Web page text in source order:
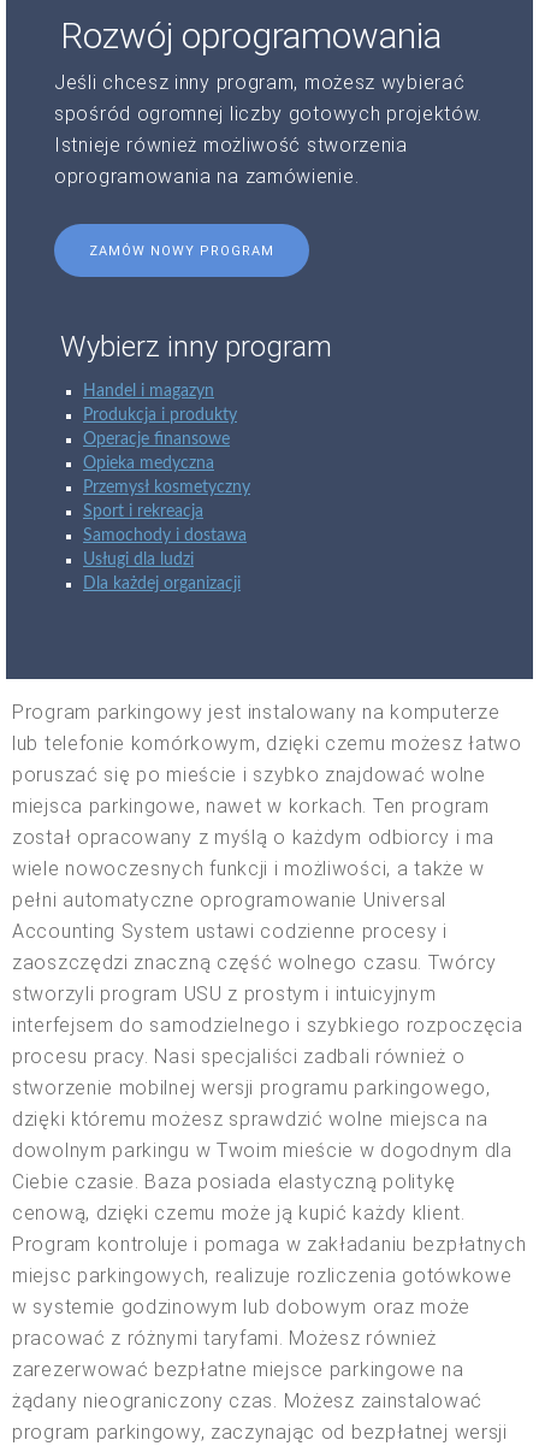
Rozwój oprogramowania
Jeśli chcesz inny program, możesz wybierać
spośród ogromnej liczby gotowych projektów.
Istnieje również możliwość stworzenia
oprogramowania na zamówienie.
ZAMÓW NOWY PROGRAM
Wybierz inny program
Handel i magazyn
Produkcja i produkty
Operacje finansowe
Opieka medyczna
Przemysł kosmetyczny
Sport i rekreacja
Samochody i dostawa
Usługi dla ludzi
Dla każdej organizacji
Program parkingowy jest instalowany na komputerze
lub telefonie komórkowym, dzięki czemu możesz łatwo
poruszać się po mieście i szybko znajdować wolne
miejsca parkingowe, nawet w korkach. Ten program
został opracowany z myślą o każdym odbiorcy i ma
wiele nowoczesnych funkcji i możliwości, a także w
pełni automatyczne oprogramowanie Universal
Accounting System ustawi codzienne procesy i
zaoszczędzi znaczną część wolnego czasu. Twórcy
stworzyli program USU z prostym i intuicyjnym
interfejsem do samodzielnego i szybkiego rozpoczęcia
procesu pracy. Nasi specjaliści zadbali również o
stworzenie mobilnej wersji programu parkingowego,
dzięki któremu możesz sprawdzić wolne miejsca na
dowolnym parkingu w Twoim mieście w dogodnym dla
Ciebie czasie. Baza posiada elastyczną politykę
cenową, dzięki czemu może ją kupić każdy klient.
Program kontroluje i pomaga w zakładaniu bezpłatnych
miejsc parkingowych, realizuje rozliczenia gotówkowe
w systemie godzinowym lub dobowym oraz może
pracować z różnymi taryfami. Możesz również
zarezerwować bezpłatne miejsce parkingowe na
żądany nieograniczony czas. Możesz zainstalować
program parkingowy, zaczynając od bezpłatnej wersji